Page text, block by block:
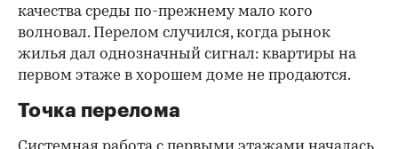
качества среды по-прежнему мало кого
волновал. Перелом случился, когда рынок
жилья дал однозначный сигнал: квартиры на
первом этаже в хорошем доме не продаются.
Точка перелома